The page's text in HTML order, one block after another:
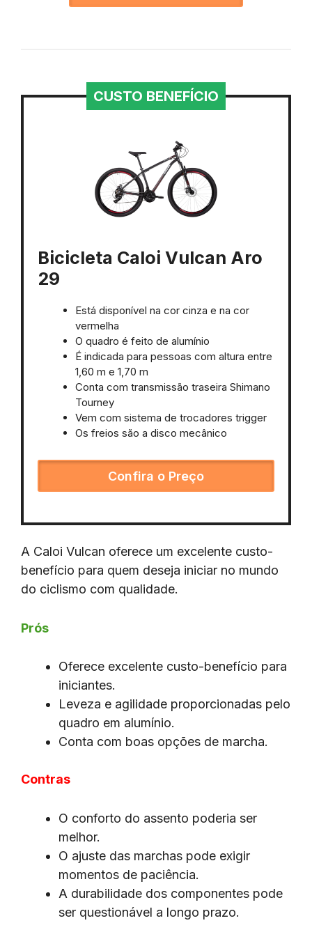
CUSTO BENEFÍCIO
Bicicleta Caloi Vulcan Aro
29
Está disponível na cor cinza e na cor
vermelha
O quadro é feito de alumínio
É indicada para pessoas com altura entre
1,60 m e 1,70 m
Conta com transmissão traseira Shimano
Tourney
Vem com sistema de trocadores trigger
Os freios são a disco mecânico
Confira o Preço
A Caloi Vulcan oferece um excelente custo-
benefício para quem deseja iniciar no mundo
do ciclismo com qualidade.
Prós
Oferece excelente custo-benefício para
iniciantes.
Leveza e agilidade proporcionadas pelo
quadro em alumínio.
Conta com boas opções de marcha.
Contras
O conforto do assento poderia ser
melhor.
O ajuste das marchas pode exigir
momentos de paciência.
A durabilidade dos componentes pode
ser questionável a longo prazo.